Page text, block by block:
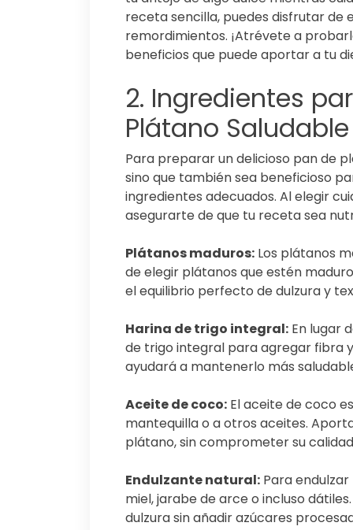
receta sencilla, puedes disfrutar de
remordimientos. ¡Atrévete a
beneficios que puede aportar a tu
2. Ingredientes
Plátano Saludable
Para preparar un delicioso pan de
sino que también sea beneficioso
ingredientes adecuados. Al elegir
asegurarte de que tu receta sea
Plátanos maduros: Los plátanos
de elegir plátanos que estén
el equilibrio perfecto de dulzura y
Harina de trigo integral: En lugar
de trigo integral para agregar fibra
ayudará a mantenerlo más
Aceite de coco: El aceite de coco
mantequilla o a otros aceites.
plátano, sin comprometer su
Endulzante natural: Para
miel, jarabe de arce o incluso
dulzura sin añadir azúcares